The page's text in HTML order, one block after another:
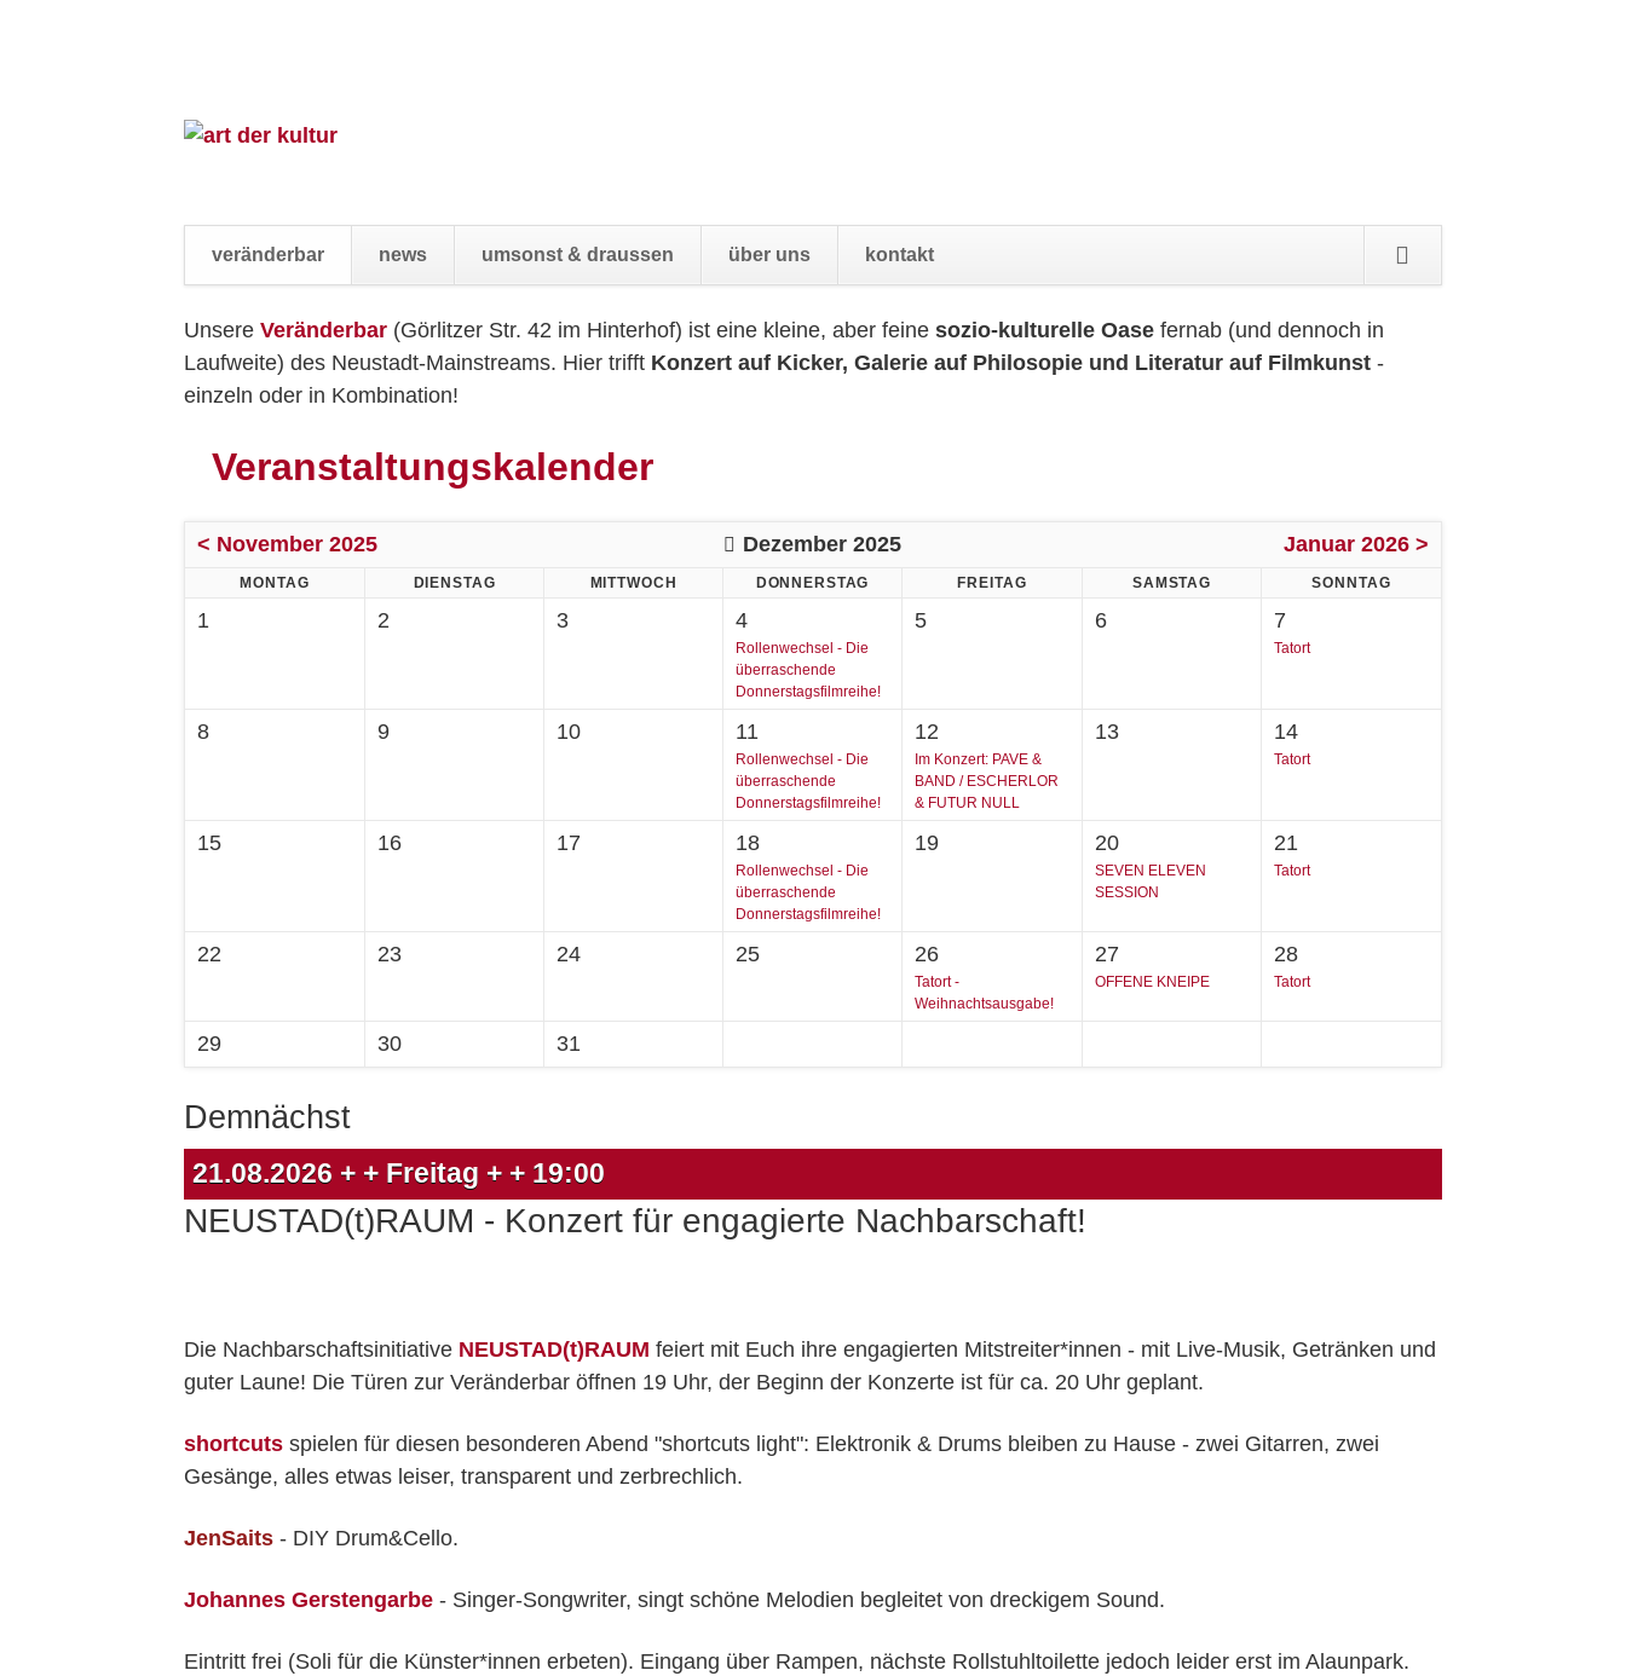
überspringen
veränderbar news umsonst & draussen über uns kontakt
überspringen
Unsere Veränderbar (Görlitzer Str. 42 im Hinterhof) ist eine kleine, aber feine sozio-kulturelle Oase fernab (und dennoch in
Laufweite) des Neustadt-Mainstreams. Hier trifft Konzert auf Kicker, Galerie auf Philosopie und Literatur auf Filmkunst -
einzeln oder in Kombination!
Veranstaltungskalender
< November 2025 Dezember 2025 Januar 2026 >
MONTAG DIENSTAG MITTWOCH DONNERSTAG FREITAG SAMSTAG SONNTAG
1 2 3 4
Rollenwechsel - Die
überraschende
Donnerstagsfilmreihe!
5 6 7
Tatort
8 9 10 11
Rollenwechsel - Die
überraschende
Donnerstagsfilmreihe!
12
Im Konzert: PAVE &
BAND / ESCHERLOR
& FUTUR NULL
13 14
Tatort
15 16 17 18
Rollenwechsel - Die
überraschende
Donnerstagsfilmreihe!
19 20
SEVEN ELEVEN
SESSION
21
Tatort
22 23 24 25 26
Tatort -
Weihnachtsausgabe!
27
OFFENE KNEIPE
28
Tatort
29 30 31
Demnächst
21.08.2026 + + Freitag + + 19:00
NEUSTAD(t)RAUM - Konzert für engagierte Nachbarschaft!
Die Nachbarschaftsinitiative NEUSTAD(t)RAUM feiert mit Euch ihre engagierten Mitstreiter*innen - mit Live-Musik, Getränken und
guter Laune! Die Türen zur Veränderbar öffnen 19 Uhr, der Beginn der Konzerte ist für ca. 20 Uhr geplant.
shortcuts spielen für diesen besonderen Abend "shortcuts light": Elektronik & Drums bleiben zu Hause - zwei Gitarren, zwei
Gesänge, alles etwas leiser, transparent und zerbrechlich.
JenSaits - DIY Drum&Cello.
Johannes Gerstengarbe - Singer-Songwriter, singt schöne Melodien begleitet von dreckigem Sound.
Eintritt frei (Soli für die Künster*innen erbeten). Eingang über Rampen, nächste Rollstuhltoilette jedoch leider erst im Alaunpark.